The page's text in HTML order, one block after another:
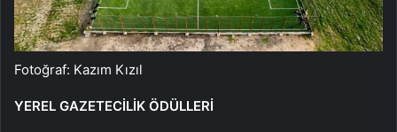
Fotoğraf: Kazım Kızıl
YEREL GAZETECİLİK ÖDÜLLERİ